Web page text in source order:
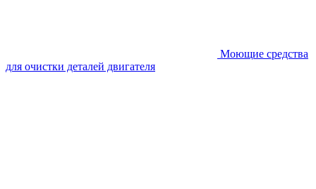
Моющие средства
для очистки деталей двигателя